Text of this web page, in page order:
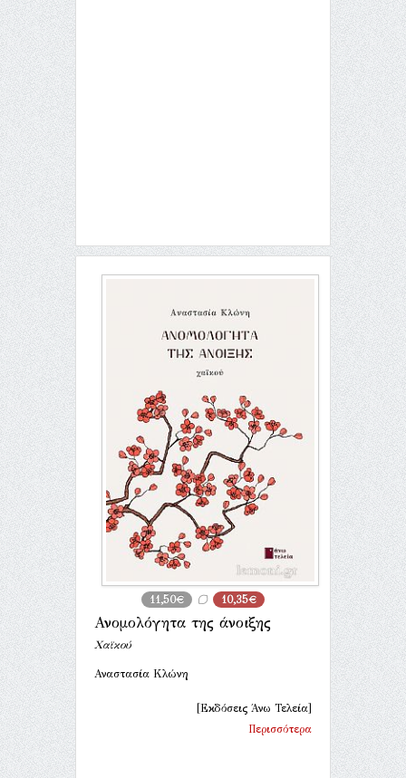
11,50€ 10,35€
Ανο­μο­λό­γητα της άνοι­ξης
Χαϊκού
Αναστασία Κλώνη
[Εκδόσεις Άνω Τελεία]
Περισσότερα